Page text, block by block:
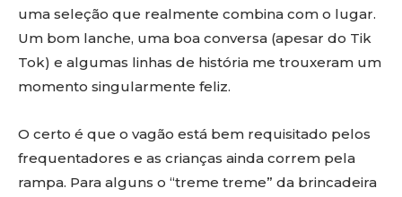
uma seleção que realmente combina com o lugar.
Um bom lanche, uma boa conversa (apesar do Tik
Tok) e algumas linhas de história me trouxeram um
momento singularmente feliz.
O certo é que o vagão está bem requisitado pelos
frequentadores e as crianças ainda correm pela
rampa. Para alguns o “treme treme” da brincadeira